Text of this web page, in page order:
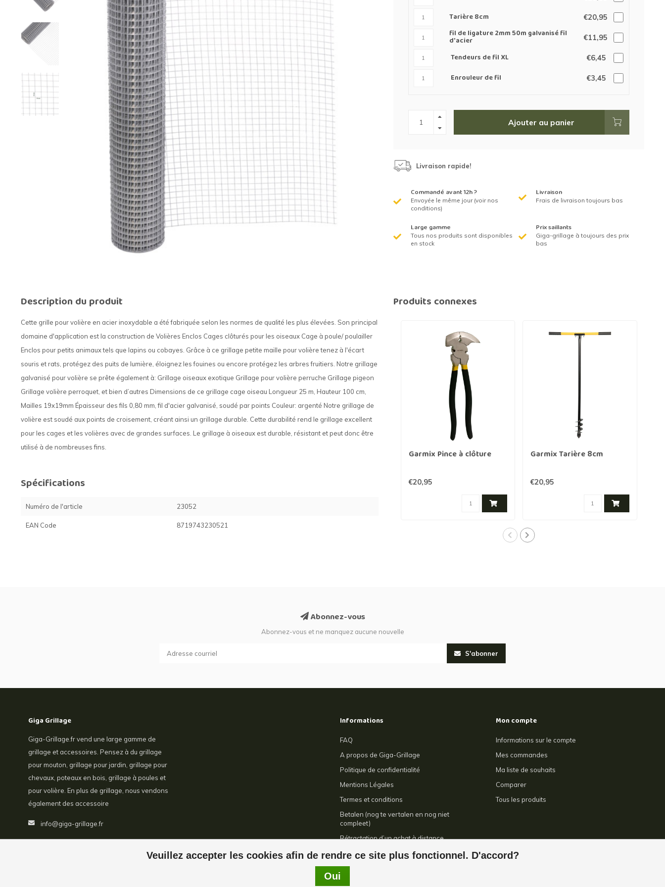
Bordure grillage Grillage à chevaux
Grillage de rats
Grillage de blaireaux
Clôture électriques
Fil de barbelé
Filets de protection jardin
Tarière 8cm €20,95
fil de ligature 2mm 50m galvanisé fil
d'acier €11,95
Tendeurs de fil XL €6,45
Enrouleur de fil €3,45
Ajouter au panier
Livraison rapide!
Commandé avant 12h ?
Envoyée le même jour (voir nos
conditions)
Livraison
Frais de livraison toujours bas
Large gamme
Tous nos produits sont disponibles
en stock
Prix saillants
Giga-grillage à toujours des prix
bas
Description du produit
Cette grille pour volière en acier inoxydable a été fabriquée selon les normes de qualité les plus élevées. Son principal
domaine d'application est la construction de Volières Enclos Cages clôturés pour les oiseaux Cage à poule/ poulailler
Enclos pour petits animaux tels que lapins ou cobayes. Grâce à ce grillage petite maille pour volière tenez à l'écart
souris et rats, protégez des puits de lumière, éloignez les fouines ou encore protégez les arbres fruitiers. Notre grillage
galvanisé pour volière se prête également à: Grillage oiseaux exotique Grillage pour volière perruche Grillage pigeon
Grillage volière perroquet, et bien d’autres Dimensions de ce grillage cage oiseau Longueur 25 m, Hauteur 100 cm,
Mailles 19x19mm Épaisseur des fils 0,80 mm, fil d'acier galvanisé, soudé par points Couleur: argenté Notre grillage de
volière est soudé aux points de croisement, créant ainsi un grillage durable. Cette durabilité rend le grillage excellent
pour les cages et les volières avec de grandes surfaces. Le grillage à oiseaux est durable, résistant et peut donc être
utilisé à de nombreuses fins.
Spécifications
Numéro de l'article 23052
EAN Code 8719743230521
Produits connexes
Garmix Pince à clôture
€20,95
Garmix Tarière 8cm
€20,95
Veuillez accepter les cookies afin de rendre ce site plus fonctionnel. D'accord?
Oui
Abonnez-vous
Abonnez-vous et ne manquez aucune nouvelle
S'abonner
Giga Grillage
Giga-Grillage.fr vend une large gamme de
grillage et accessoires. Pensez à du grillage
pour mouton, grillage pour jardin, grillage pour
chevaux, poteaux en bois, grillage à poules et
pour volière. En plus de grillage, nous vendons
également des accessoire
info@giga-grillage.fr
Informations
FAQ
A propos de Giga-Grillage
Politique de confidentialité
Mentions Légales
Termes et conditions
Betalen (nog te vertalen en nog niet
compleet)
Rétractation d’un achat à distance
Contact
Mon compte
Informations sur le compte
Mes commandes
Ma liste de souhaits
Comparer
Tous les produits